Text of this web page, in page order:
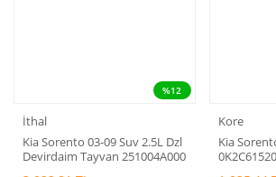
%12
İthal
Kia Sorento 03-09 Suv 2.5L Dzl
Devirdaim Tayvan 251004A000
Kore
Kia